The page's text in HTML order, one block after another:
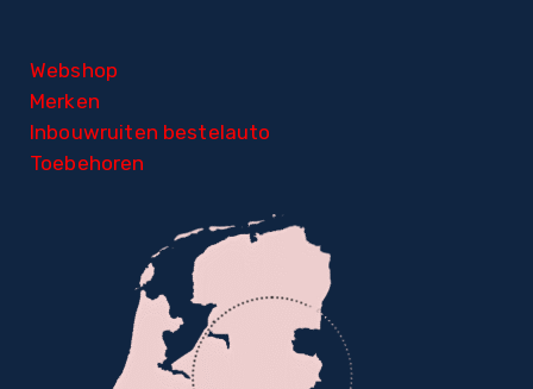
Webshop
Merken
Inbouwruiten bestelauto
Toebehoren